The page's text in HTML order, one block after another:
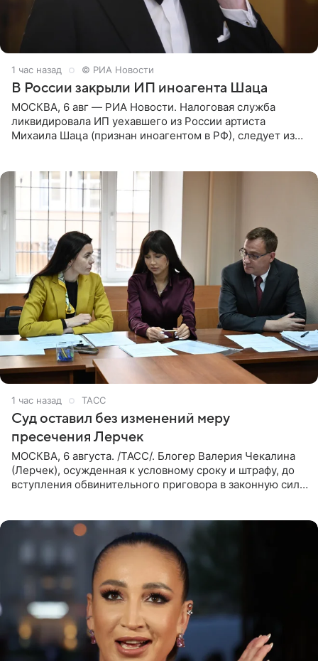
1 час назад © РИА Новости
В России закрыли ИП иноагента Шаца
МОСКВА, 6 авг — РИА Новости. Налоговая служба
ликвидировала ИП уехавшего из России артиста
Михаила Шаца (признан иноагентом в РФ), следует из
1 час назад ТАСС
Суд оставил без изменений меру
пресечения Лерчек
МОСКВА, 6 августа. /ТАСС/. Блогер Валерия Чекалина
(Лерчек), осужденная к условному сроку и штрафу, до
вступления обвинительного приговора в законную силу